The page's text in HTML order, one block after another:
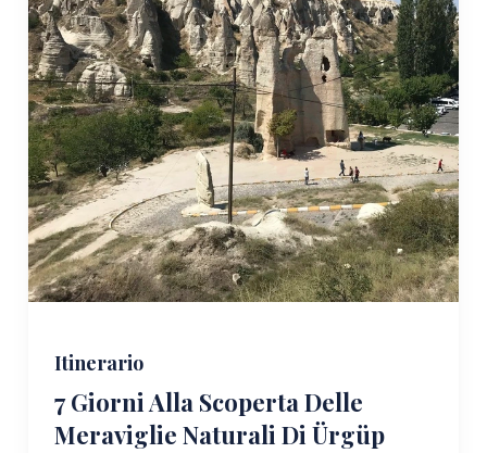
Itinerario
7 Giorni Alla Scoperta Delle
Meraviglie Naturali Di Ürgüp